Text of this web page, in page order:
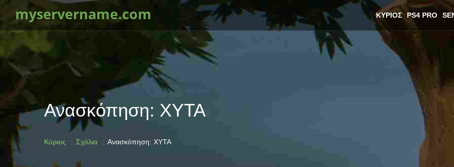
myservername.com ΚΎΡΙΟΣ PS4 PRO
Ανασκόπηση: ΧΥΤΑ
Κύριος Σχόλια Ανασκόπηση: ΧΥΤΑ